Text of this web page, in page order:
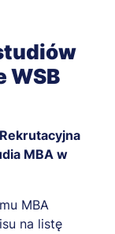
WSB
MBA w
MBA
na listę